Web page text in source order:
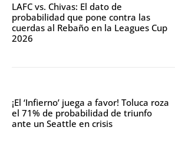
LAFC vs. Chivas: El dato de
probabilidad que pone contra las
cuerdas al Rebaño en la Leagues Cup
2026
¡El ‘Infierno’ juega a favor! Toluca roza
el 71% de probabilidad de triunfo
ante un Seattle en crisis